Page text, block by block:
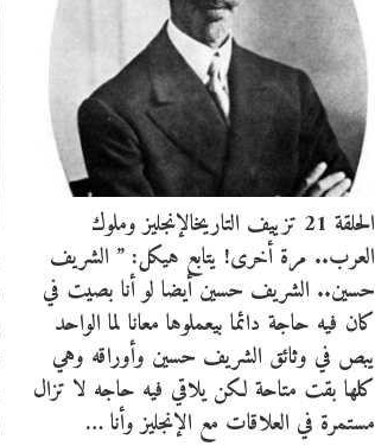
الحلقة 21 تزييف التاريخالإنجليز وملوك
العرب‮.. ‬مرة أخرى‮!‬ يتابع هيكل‮: ‬‮” ‬الشريف
حسين‮.. ‬الشريف حسين أيضا لو أنا بصيت في
كان فيه حاجة دائما بيعملوها معانا لما الواحد
يبص في وثائق الشريف حسين وأوراقه وهي
كلها بقت متاحة لكن يلاقي فيه حاجه لا تزال
مستمرة في العلاقات مع الإنجليز وأنا …